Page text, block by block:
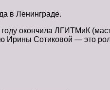
в Ленинграде.
окончила ЛГИТМиК
Сотиковой — это